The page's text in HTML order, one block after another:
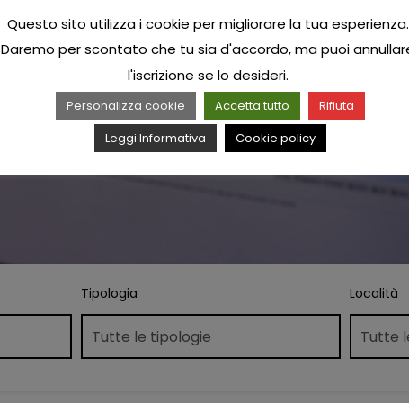
Tipologia Località
Questo sito utilizza i cookie per migliorare la tua esperienza.
Daremo per scontato che tu sia d'accordo, ma puoi
l'iscrizione se lo desideri.
Personalizza cookie Accetta tutto
Rifiuta
Leggi Informativa
Cookie policy